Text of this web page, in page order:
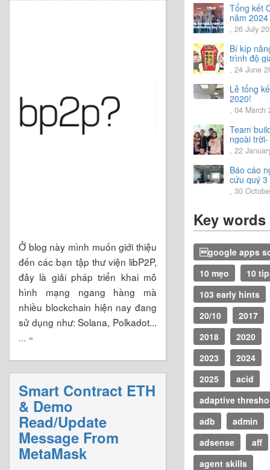
Ở blog này mình muốn giới thiệu
đến các bạn tập thư viện libP2P,
đây là giải pháp triển khai mô
hình mạng ngang hàng mà
nhiều blockchain hiện nay đang
sử dụng như: Solana, Polkadot...
... »
Smart Contract ETH
& Demo
Read/Update
Message From
MetaMask
Tổng kết
năm
Chia sẻ
hướng
năm 2024
, 26 July
Bí kíp
trình độ
tiếng
, 24 June
Lễ tổng
2020!
, 04 March
Team
ngoài
trải
vời.
, 22
Báo cáo
cứu quý 3
2020
, 30
Key words
google apps
10 mẹo
10
103 early hints
20/10
2017
2018
2020
2023
2024
2025
acid
adaptive
adb
admin
adsense
aff
agent skills